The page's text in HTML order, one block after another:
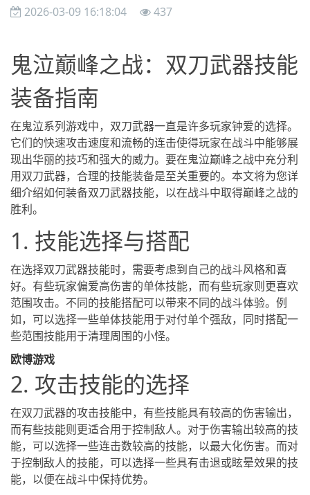
2026-03-09 16:18:04 437
鬼泣巅峰之战：双刀武器技能
装备指南
在鬼泣系列游戏中，双刀武器一直是许多玩家钟爱的选择。
它们的快速攻击速度和流畅的连击使得玩家在战斗中能够展
现出华丽的技巧和强大的威力。要在鬼泣巅峰之战中充分利
用双刀武器，合理的技能装备是至关重要的。本文将为您详
细介绍如何装备双刀武器技能，以在战斗中取得巅峰之战的
胜利。
1. 技能选择与搭配
在选择双刀武器技能时，需要考虑到自己的战斗风格和喜
好。有些玩家偏爱高伤害的单体技能，而有些玩家则更喜欢
范围攻击。不同的技能搭配可以带来不同的战斗体验。例
如，可以选择一些单体技能用于对付单个强敌，同时搭配一
些范围技能用于清理周围的小怪。
欧博游戏
2. 攻击技能的选择
在双刀武器的攻击技能中，有些技能具有较高的伤害输出，
而有些技能则更适合用于控制敌人。对于伤害输出较高的技
能，可以选择一些连击数较高的技能，以最大化伤害。而对
于控制敌人的技能，可以选择一些具有击退或眩晕效果的技
能，以便在战斗中保持优势。